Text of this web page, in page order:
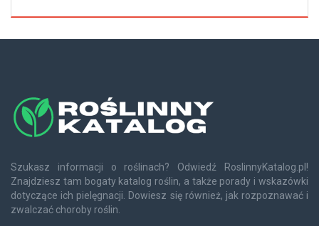
Szukasz informacji o roślinach? Odwiedź RoslinnyKatalog.pl!
Znajdziesz tam bogaty katalog roślin, a także porady i wskazówki
dotyczące ich pielęgnacji. Dowiesz się również, jak rozpoznawać i
zwalczać choroby roślin.